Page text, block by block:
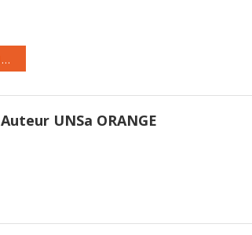
Auteur UNSa ORANGE